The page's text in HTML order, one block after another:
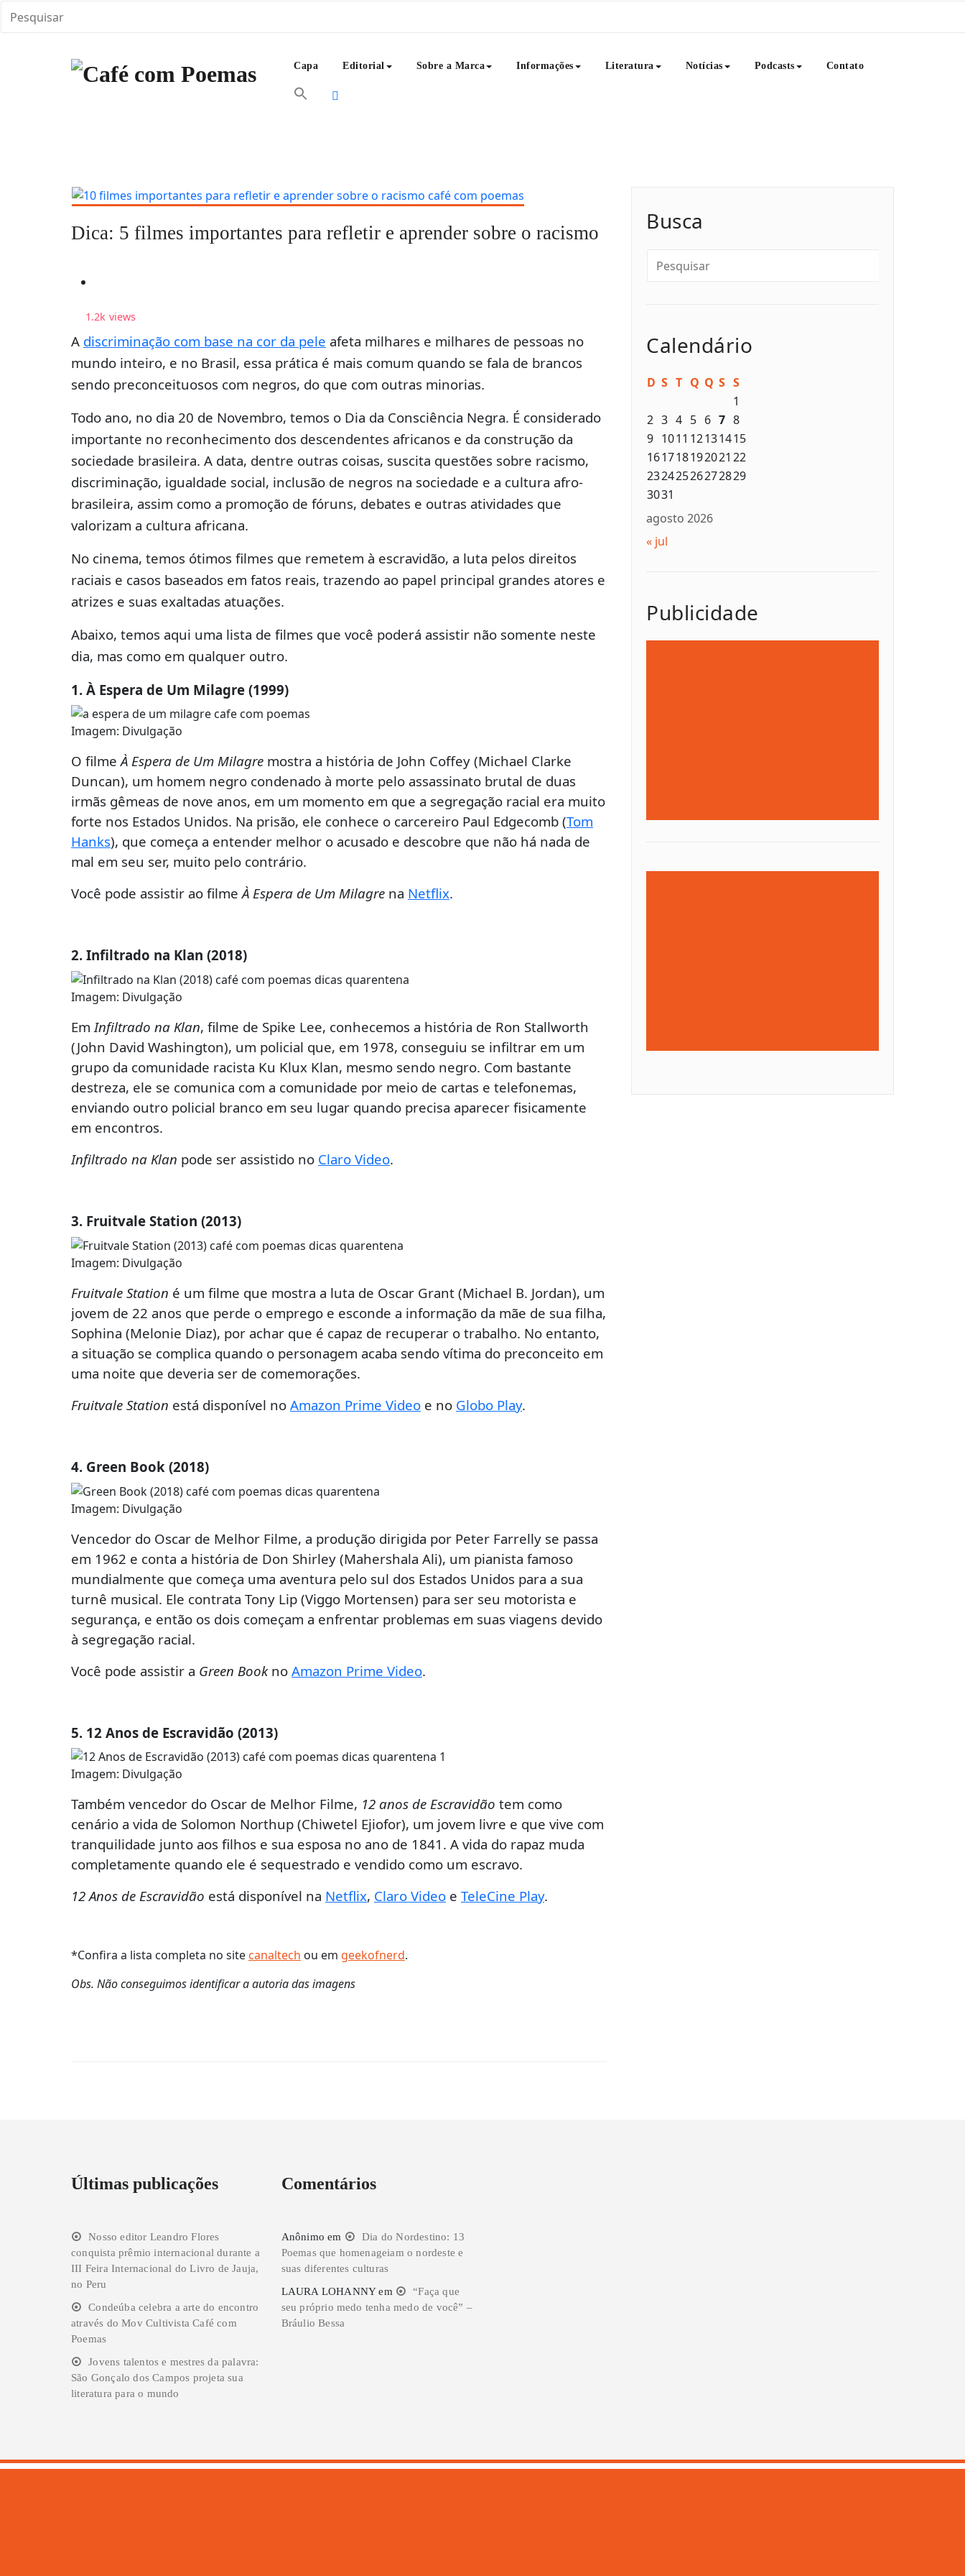
Capa Editorial Sobre a Marca Informações Literatura Notícias Podcasts Contato
Dica: 5 filmes importantes para refletir e aprender sobre o racismo
1.2k views
A discriminação com base na cor da pele afeta milhares e milhares de pessoas no
mundo inteiro, e no Brasil, essa prática é mais comum quando se fala de brancos
sendo preconceituosos com negros, do que com outras minorias.
Todo ano, no dia 20 de Novembro, temos o Dia da Consciência Negra. É considerado
importante no reconhecimento dos descendentes africanos e da construção da
sociedade brasileira. A data, dentre outras coisas, suscita questões sobre racismo,
discriminação, igualdade social, inclusão de negros na sociedade e a cultura afro-
brasileira, assim como a promoção de fóruns, debates e outras atividades que
valorizam a cultura africana.
No cinema, temos ótimos filmes que remetem à escravidão, a luta pelos direitos
raciais e casos baseados em fatos reais, trazendo ao papel principal grandes atores e
atrizes e suas exaltadas atuações.
Abaixo, temos aqui uma lista de filmes que você poderá assistir não somente neste
dia, mas como em qualquer outro.
1. À Espera de Um Milagre (1999)
Imagem: Divulgação
O filme À Espera de Um Milagre mostra a história de John Coffey (Michael Clarke
Duncan), um homem negro condenado à morte pelo assassinato brutal de duas
irmãs gêmeas de nove anos, em um momento em que a segregação racial era muito
forte nos Estados Unidos. Na prisão, ele conhece o carcereiro Paul Edgecomb (Tom
Hanks), que começa a entender melhor o acusado e descobre que não há nada de
mal em seu ser, muito pelo contrário.
Você pode assistir ao filmeÀ Espera de Um Milagre na Netflix.
2. Infiltrado na Klan (2018)
Imagem: Divulgação
EmInfiltrado na Klan, filme de Spike Lee, conhecemos a história de Ron Stallworth
(John David Washington), um policial que, em 1978, conseguiu se infiltrar em um
grupo da comunidade racista Ku Klux Klan, mesmo sendo negro. Com bastante
destreza, ele se comunica com a comunidade por meio de cartas e telefonemas,
enviando outro policial branco em seu lugar quando precisa aparecer fisicamente
em encontros.
Infiltrado na Klan pode ser assistido no Claro Video.
3. Fruitvale Station (2013)
Imagem: Divulgação
Fruitvale Station é um filme que mostra a luta de Oscar Grant (Michael B. Jordan), um
jovem de 22 anos que perde o emprego e esconde a informação da mãe de sua filha,
Sophina (Melonie Diaz), por achar que é capaz de recuperar o trabalho. No entanto,
a situação se complica quando o personagem acaba sendo vítima do preconceito em
uma noite que deveria ser de comemorações.
Fruitvale Station está disponível no Amazon Prime Video e no Globo Play.
4. Green Book (2018)
Imagem: Divulgação
Vencedor do Oscar de Melhor Filme, a produção dirigida por Peter Farrelly se passa
em 1962 e conta a história de Don Shirley (Mahershala Ali), um pianista famoso
mundialmente que começa uma aventura pelo sul dos Estados Unidos para a sua
turnê musical. Ele contrata Tony Lip (Viggo Mortensen) para ser seu motorista e
segurança, e então os dois começam a enfrentar problemas em suas viagens devido
à segregação racial.
Você pode assistir a Green Bookno Amazon Prime Video.
5. 12 Anos de Escravidão (2013)
Imagem: Divulgação
Também vencedor do Oscar de Melhor Filme, 12 anos de Escravidão tem como
cenário a vida de Solomon Northup (Chiwetel Ejiofor), um jovem livre e que vive com
tranquilidade junto aos filhos e sua esposa no ano de 1841. A vida do rapaz muda
completamente quando ele é sequestrado e vendido como um escravo.
12 Anos de Escravidão está disponível na Netflix, Claro Video e TeleCine Play.
*Confira a lista completa no site canaltech ou em geekofnerd.
Obs. Não conseguimos identificar a autoria das imagens
Busca
Calendário
agosto 2026
D S T Q Q S S
1
2 3 4 5 6 7 8
9 1011 12131415
161718192021 22
23242526272829
3031
« jul
Publicidade
Últimas publicações
Nosso editor Leandro Flores
conquista prêmio internacional durante a
III Feira Internacional do Livro de Jauja,
no Peru
Condeúba celebra a arte do encontro
através do Mov Cultivista Café com
Poemas
Jovens talentos e mestres da palavra:
São Gonçalo dos Campos projeta sua
literatura para o mundo
Comentários
Anônimo em
Dia do Nordestino: 13
Poemas que homenageiam o nordeste e
suas diferentes culturas
LAURA LOHANNYem
“Faça que
seu próprio medo tenha medo de você” –
Bráulio Bessa